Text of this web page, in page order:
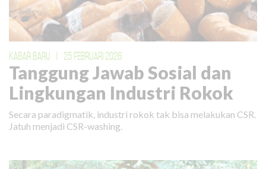
KABAR BARU 25 FEBRUARI 2026
Tanggung Jawab Sosial dan
Lingkungan Industri Rokok
Secara paradigmatik, industri rokok tak bisa melakukan CSR.
Jatuh menjadi CSR-washing.